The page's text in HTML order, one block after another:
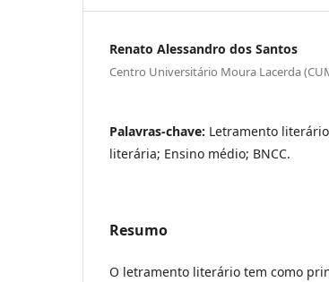
Renato Alessandro dos Santos
Centro Universitário Moura Lacerda
Palavras-chave: Letramento
literária; Ensino médio; BNCC.
Resumo
O letramento literário tem como